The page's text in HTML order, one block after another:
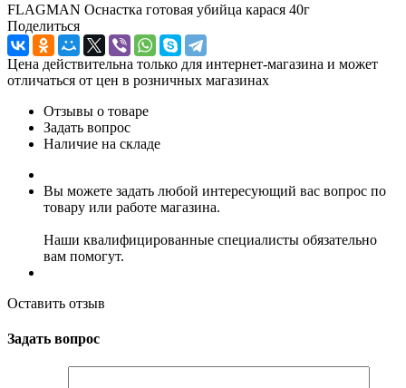
FLAGMAN Оснастка готовая убийца карася 40г
Поделиться
Цена действительна только для интернет-магазина и может
отличаться от цен в розничных магазинах
Отзывы о товаре
Задать вопрос
Наличие на складе
Вы можете задать любой интересующий вас вопрос по
товару или работе магазина.
Наши квалифицированные специалисты обязательно
вам помогут.
Оставить отзыв
Задать вопрос